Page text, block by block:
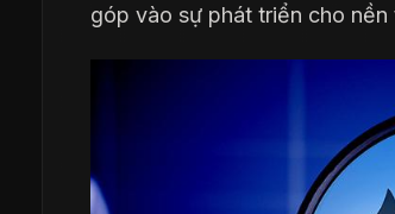
góp vào sự phát triển cho nền